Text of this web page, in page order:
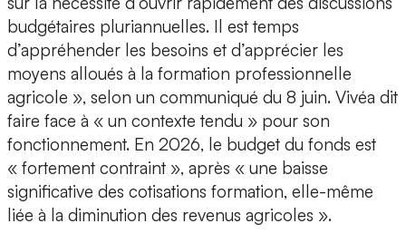
budgétaires pluriannuelles. Il est temps
d’appréhender les besoins et d’apprécier les
moyens alloués à la formation professionnelle
agricole », selon un communiqué du 8 juin. Vivéa dit
faire face à « un contexte tendu » pour son
fonctionnement. En 2026, le budget du fonds est
« fortement contraint », après « une baisse
significative des cotisations formation, elle-même
liée à la diminution des revenus agricoles ».